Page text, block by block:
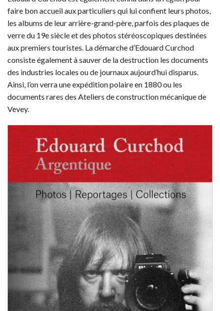
faire bon accueil aux particuliers qui lui confient leurs photos,
les albums de leur arrière-grand-père, parfois des plaques de
verre du 19e siècle et des photos stéréoscopiques destinées
aux premiers touristes. La démarche d’Edouard Curchod
consiste également à sauver de la destruction les documents
des industries locales ou de journaux aujourd’hui disparus.
Ainsi, l’on verra une expédition polaire en 1880 ou les
documents rares des Ateliers de construction mécanique de
Vevey.